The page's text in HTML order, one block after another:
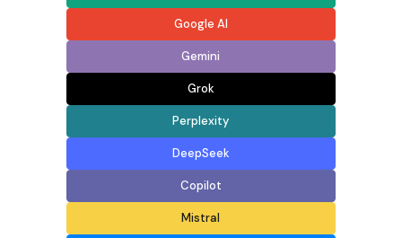
Google AI
Gemini
Grok
Perplexity
DeepSeek
Copilot
Mistral